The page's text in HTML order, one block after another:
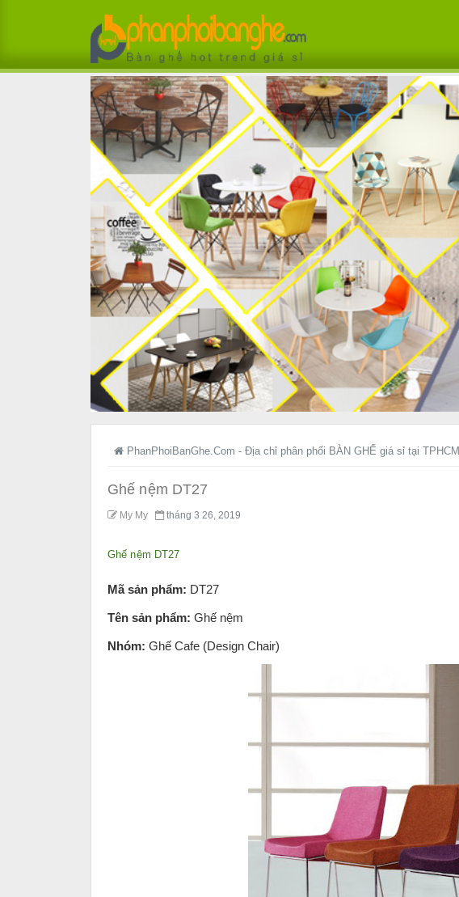
PhanPhoiBanGhe.Com - Địa chỉ phân phối BÀN GHẾ giá sỉ tại TPHCM
Ghế nệm DT27
My My tháng 3 26, 2019
Ghế nệm DT27
Mã sản phẩm: DT27
Tên sản phẩm: Ghế nệm
Nhóm: Ghế Cafe (Design Chair)